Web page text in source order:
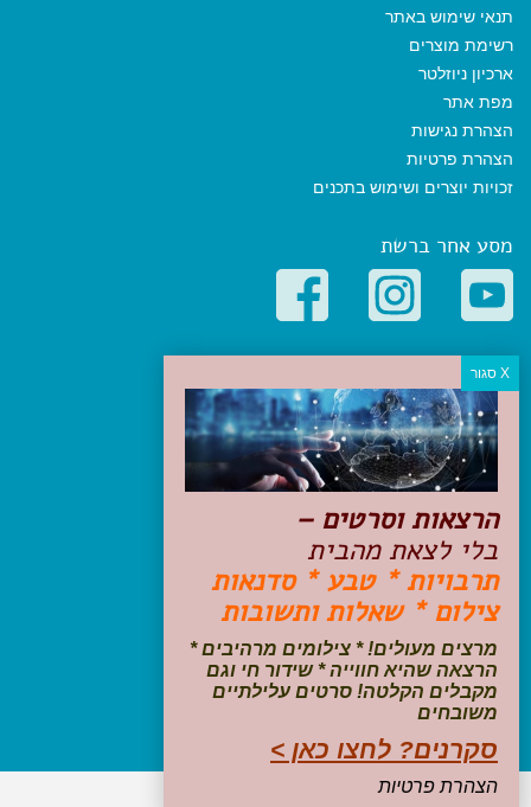
תנאי שימוש באתר
רשימת מוצרים
ארכיון ניוזלטר
מפת אתר
הצהרת נגישות
הצהרת פרטיות
זכויות יוצרים ושימוש בתכנים
מסע אחר ברשת
קטגוריות פופולריות
יעדים
טיולים בישראל
מלונות בוטיק בישראל
טיפים והמלצות
הכנות לנסיעה
טיולי ג'יפים
טיולים עם ילדים
שייט, הפלגות, קרוזים
עקבו אחרינו בפייסבוק
הרצאות וסרטים –
בלי לצאת מהבית
תרבויות * טבע * סדנאות
צילום * שאלות ותשובות
מרצים מעולים! * צילומים מרהיבים *
הרצאה שהיא חווייה * שידור חי וגם
מקבלים הקלטה! סרטים עלילתיים
משובחים
סקרנים? לחצו כאן >
הצהרת פרטיות